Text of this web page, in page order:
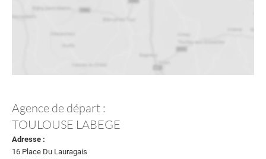
Agence de départ :
TOULOUSE LABEGE
Adresse :
16 Place Du Lauragais